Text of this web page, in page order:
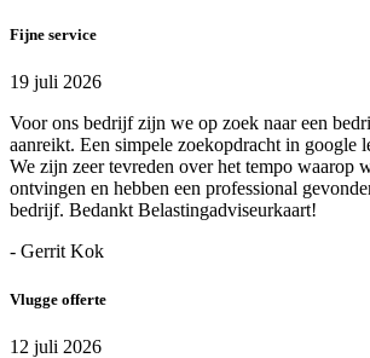
Fijne service
19 juli 2026
Voor ons bedrijf zijn we op zoek naar een
aanreikt. Een simpele zoekopdracht in google
We zijn zeer tevreden over het tempo waarop
ontvingen en hebben een professional
bedrijf. Bedankt Belastingadviseurkaart!
- Gerrit Kok
Vlugge offerte
12 juli 2026